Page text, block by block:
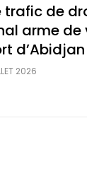
trafic de
arme
d’Abidjan
2026